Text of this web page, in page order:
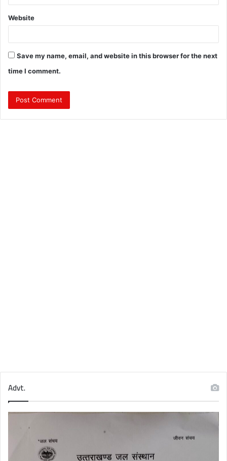
Website
Save my name, email, and website in this browser for the next
time I comment.
Advt.